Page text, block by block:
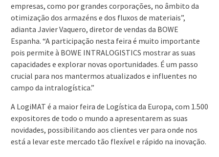
empresas, como por grandes corporações, no âmbito da
otimização dos armazéns e dos fluxos de materiais”,
adianta Javier Vaquero, diretor de vendas da BOWE
Espanha. “A participação nesta feira é muito importante
pois permite à BOWE INTRALOGISTICS mostrar as suas
capacidades e explorar novas oportunidades. É um passo
crucial para nos mantermos atualizados e influentes no
campo da intralogística.”
A LogiMAT é a maior feira de Logística da Europa, com 1.500
expositores de todo o mundo a apresentarem as suas
novidades, possibilitando aos clientes ver para onde nos
está a levar este mercado tão flexível e rápido na inovação.